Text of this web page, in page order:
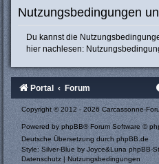
Nutzungsbedingungen
Du kannst die
hier nachlesen:
Portal Forum
Copyright © 2012 - 2026 Carcassonne-
Powered byphpBB® Forum Software ©
Deutsche Übersetzung durch phpBB.de
Style: Silver-Blue by Joyce&Luna phpBB-
Datenschutz | Nutzungsbedingungen